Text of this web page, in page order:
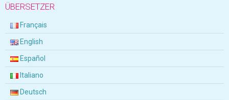
ÜBERSETZER
Français
English
Español
Italiano
Deutsch